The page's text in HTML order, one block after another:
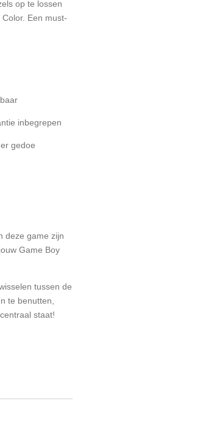
op te lossen
Een must-
inbegrepen
gedoe
deze game zijn
Game Boy
tussen de
te benutten,
staat!